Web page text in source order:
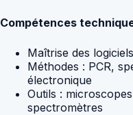
Compétences
Maîtrise des
Méthodes : PCR,
électronique
Outils :
spectromètres